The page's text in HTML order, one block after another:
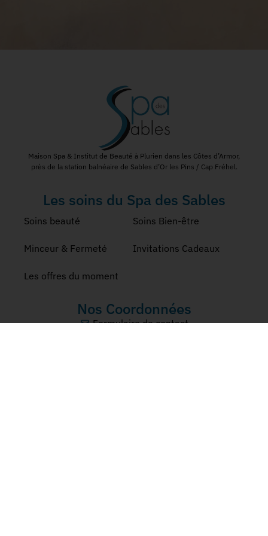
Maison Spa & Institut de Beauté à Plurien dans les Côtes d’Armor,
près de la station balnéaire de Sables d’Or les Pins / Cap Fréhel.
Les soins du Spa des Sables
Soins beauté Soins Bien-être
Minceur & Fermeté Invitations Cadeaux
Les offres du moment
Nos Coordonnées
Formulaire de contact